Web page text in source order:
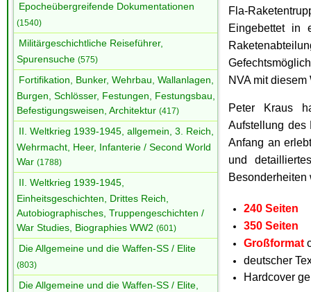
Epocheübergreifende Dokumentationen
(1540)
Militärgeschichtliche Reiseführer,
Spurensuche (575)
Fortifikation, Bunker, Wehrbau, Wallanlagen,
Burgen, Schlösser, Festungen, Festungsbau,
Befestigungsweisen, Architektur (417)
II. Weltkrieg 1939-1945, allgemein, 3. Reich,
Wehrmacht, Heer, Infanterie / Second World
War (1788)
II. Weltkrieg 1939-1945,
Einheitsgeschichten, Drittes Reich,
Autobiographisches, Truppengeschichten /
War Studies, Biographies WW2 (601)
Die Allgemeine und die Waffen-SS / Elite
(803)
Die Allgemeine und die Waffen-SS / Elite,
Fla-
Eingebettet in
NVA mit
Peter Kraus
Aufstellung des
Anfang an
und
Besonderheiten
240 Seiten
350 Seiten
Großformat
deutscher
Hardcover